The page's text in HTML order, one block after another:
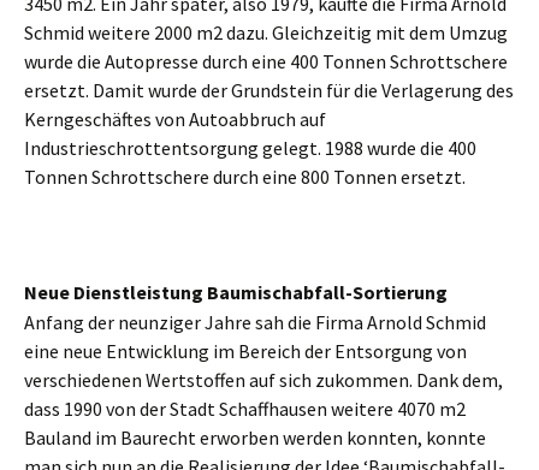
Schmid weitere 2000 m2 dazu. Gleichzeitig mit dem Umzug
wurde die Autopresse durch eine 400 Tonnen Schrottschere
ersetzt. Damit wurde der Grundstein für die Verlagerung des
Kerngeschäftes von Autoabbruch auf
Industrieschrottentsorgung gelegt. 1988 wurde die 400
Tonnen Schrottschere durch eine 800 Tonnen ersetzt.
Neue Dienstleistung Baumischabfall-Sortierung
Anfang der neunziger Jahre sah die Firma Arnold Schmid
eine neue Entwicklung im Bereich der Entsorgung von
verschiedenen Wertstoffen auf sich zukommen. Dank dem,
dass 1990 von der Stadt Schaffhausen weitere 4070 m2
Bauland im Baurecht erworben werden konnten, konnte